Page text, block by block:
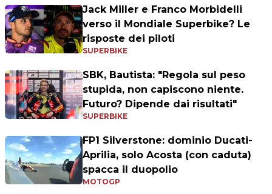
Jack Miller e Franco Morbidelli
verso il Mondiale Superbike? Le
risposte dei piloti
SUPERBIKE
SBK, Bautista: "Regola sul peso
stupida, non capiscono niente.
Futuro? Dipende dai risultati"
SUPERBIKE
FP1 Silverstone: dominio Ducati-
Aprilia, solo Acosta (con caduta)
spacca il duopolio
MOTOGP